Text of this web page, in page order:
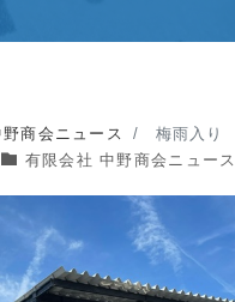
商会ニュース
梅雨入り
有限会社 中野商会ニュース